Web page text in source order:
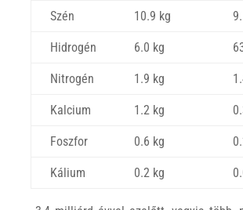
Szén 10.9 kg
Hidrogén 6.0 kg
Nitrogén 1.9 kg
Kalcium 1.2 kg
Foszfor 0.6 kg
Kálium 0.2 kg